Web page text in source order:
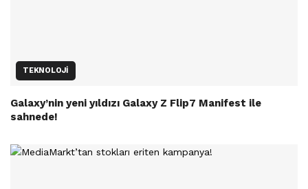
TEKNOLOJI
Galaxy’nin yeni yıldızı Galaxy Z Flip7 Manifest ile
sahnede!